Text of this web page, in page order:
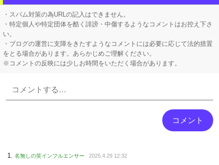
彼氏にバレるかもしれない背徳感
・スパム対策の為URLの記入はできません。
・特定個人や特定団体を酷く誹謗・中傷するようなコメントはお控え下さ
い。
・ブログの運営に支障をきたすようなコメントには必要に応じて法的措置
をとる場合があります。あらかじめご理解ください。
※コメントの反映には少しお時間をいただく場合があります。
名無しの笑インフルエンサー 2025.4.29 12:32